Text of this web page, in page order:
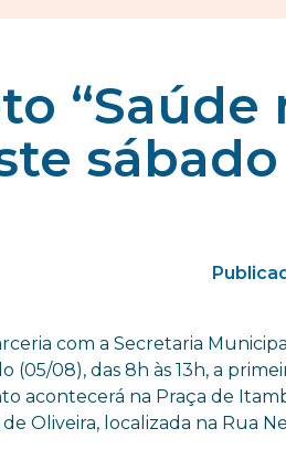
“Saúde
sábado
com a Secretaria
(05/08), das 8h às 13h, a
acontecerá na Praça de
Oliveira, localizada na Rua